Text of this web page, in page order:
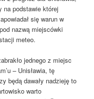
na podstawie której
się warun w
nazwą miejscówki
meteo.
jednego z miejsc
– Unisławia, tę
będą dawały nadzieję to
warto